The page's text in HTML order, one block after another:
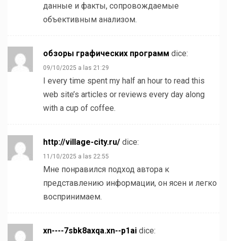
данные и факты, сопровождаемые
объективным анализом.
обзоры графических программ dice:
09/10/2025 a las 21:29
I every time spent my half an hour to read this
web site’s articles or reviews every day along
with a cup of coffee.
http://village-city.ru/ dice:
11/10/2025 a las 22:55
Мне понравился подход автора к
представлению информации, он ясен и легко
воспринимаем.
xn----7sbk8axqa.xn--p1ai dice: